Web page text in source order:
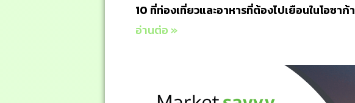
10 ที่ท่องเที่ยวและอาหารที่ต้องไปเยือนในโอซาก้า
อ่านต่อ »